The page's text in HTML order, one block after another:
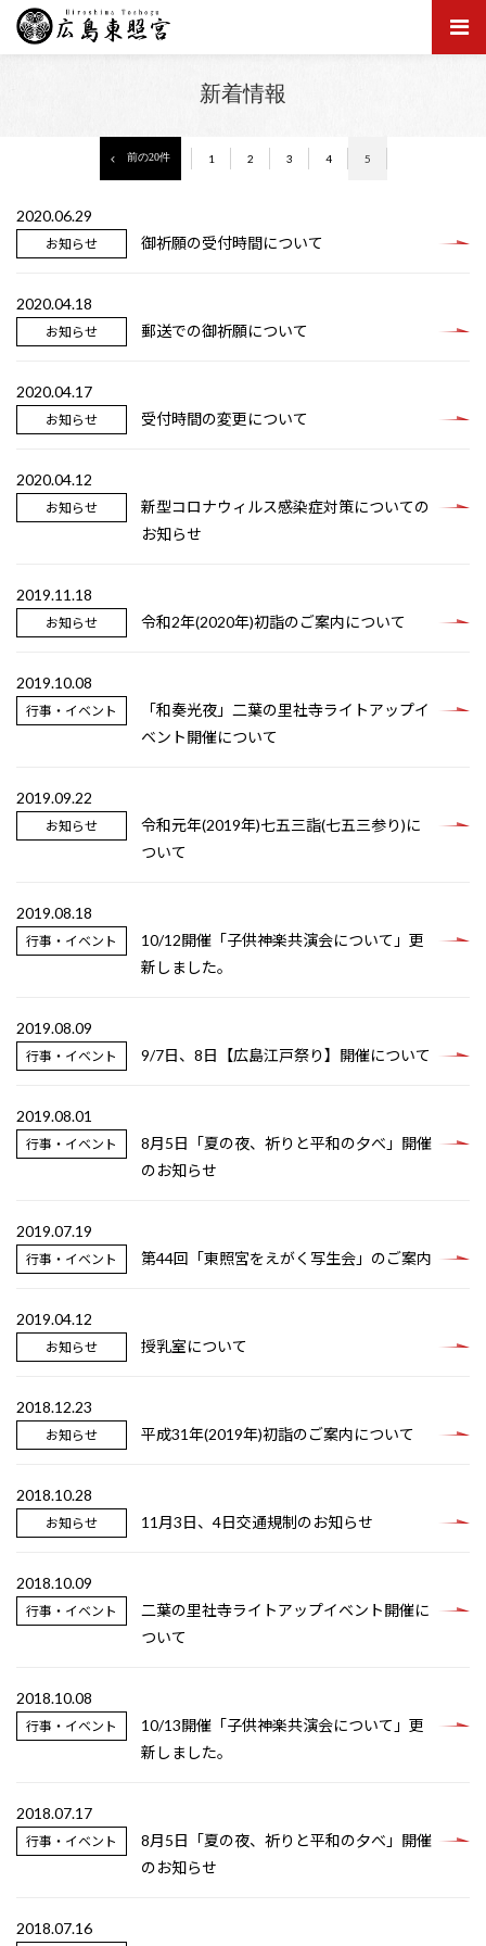
新着情報
前の20件 1 2 3 4 5
2020.06.29
お知らせ 御祈願の受付時間について
2020.04.18
お知らせ 郵送での御祈願について
2020.04.17
お知らせ 受付時間の変更について
2020.04.12
お知らせ
新型コロナウィルス感染症対策についての
お知らせ
2019.11.18
お知らせ 令和2年(2020年)初詣のご案内について
2019.10.08
行事・イベント
「和奏光夜」二葉の里社寺ライトアップイ
ベント開催について
2019.09.22
お知らせ
令和元年(2019年)七五三詣(七五三参り)に
ついて
2019.08.18
行事・イベント
10/12開催「子供神楽共演会について」更
新しました。
2019.08.09
行事・イベント 9/7日、8日【広島江戸祭り】開催について
2019.08.01
行事・イベント
8月5日「夏の夜、祈りと平和の夕べ」開催
のお知らせ
2019.07.19
行事・イベント 第44回「東照宮をえがく写生会」のご案内
2019.04.12
お知らせ 授乳室について
2018.12.23
お知らせ 平成31年(2019年)初詣のご案内について
2018.10.28
お知らせ 11月3日、4日交通規制のお知らせ
2018.10.09
行事・イベント
二葉の里社寺ライトアップイベント開催に
ついて
2018.10.08
行事・イベント
10/13開催「子供神楽共演会について」更
新しました。
2018.07.17
行事・イベント
8月5日「夏の夜、祈りと平和の夕べ」開催
のお知らせ
2018.07.16